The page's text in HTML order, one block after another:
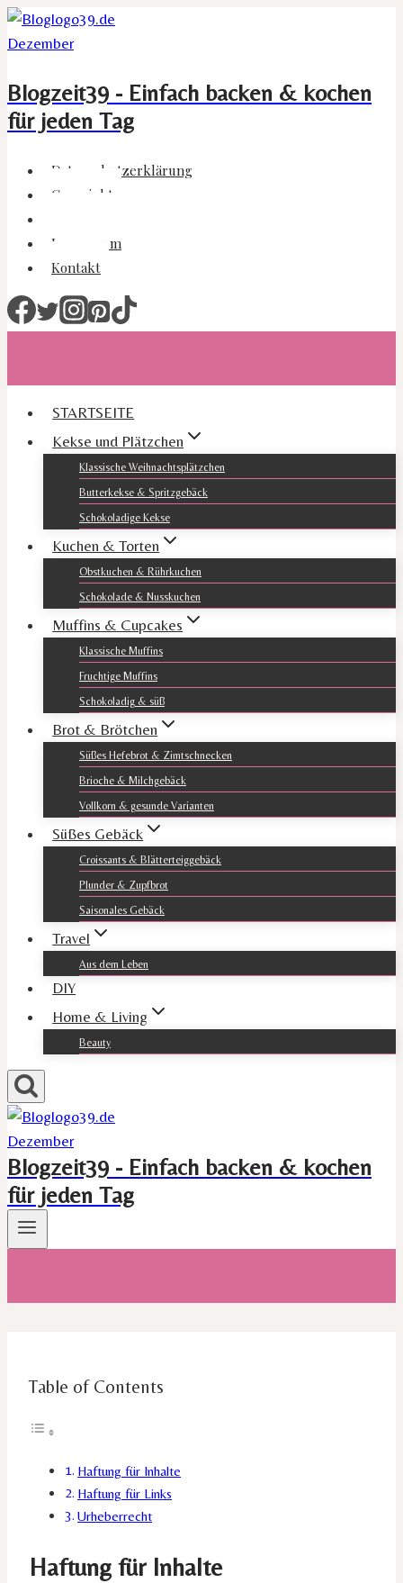
Zum
Inhalt
Blogzeit39 - Einfach backen & kochen
für jeden Tag
Datenschutzerklärung
Copyright
Impressum
Kontakt
STARTSEITE
Kekse und Plätzchen
Klassische Weihnachtsplätzchen
Butterkekse & Spritzgebäck
Schokoladige Kekse
Kuchen & Torten
Obstkuchen & Rührkuchen
Schokolade & Nusskuchen
Muffins & Cupcakes
Klassische Muffins
Fruchtige Muffins
Schokoladig & süß
Brot & Brötchen
Süßes Hefebrot & Zimtschnecken
Brioche & Milchgebäck
Vollkorn & gesunde Varianten
Süßes Gebäck
Croissants & Blätterteiggebäck
Plunder & Zupfbrot
Saisonales Gebäck
Travel
Aus dem Leben
DIY
Home & Living
Beauty
Blogzeit39 - Einfach backen & kochen
für jeden Tag
Table of Contents
Haftung für Inhalte
Haftung für Links
Urheberrecht
Haftung für Inhalte